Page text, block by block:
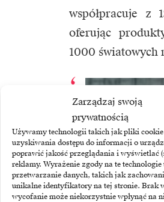
Zarządzaj swoją
prywatnością
Używamy technologii takich jak pliki
uzyskiwania dostępu do informacji o
poprawić jakość przeglądania i wyświetlać
reklamy. Wyrażenie zgody na te
przetwarzanie danych, takich jak
unikalne identyfikatory na tej stronie. Brak
wycofanie może niekorzystnie wpłynąć na
współpracuje z
oferując
1000 światowych